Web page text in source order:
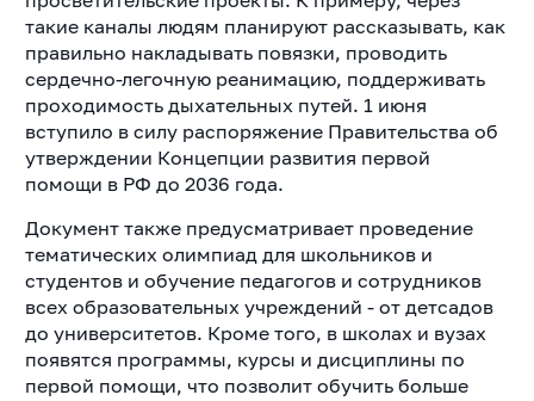
такие каналы людям планируют рассказывать, как
правильно накладывать повязки, проводить
сердечно-легочную реанимацию, поддерживать
проходимость дыхательных путей. 1 июня
вступило в силу распоряжение Правительства об
утверждении Концепции развития первой
помощи в РФ до 2036 года.
Документ также предусматривает проведение
тематических олимпиад для школьников и
студентов и обучение педагогов и сотрудников
всех образовательных учреждений - от детсадов
до университетов. Кроме того, в школах и вузах
появятся программы, курсы и дисциплины по
первой помощи, что позволит обучить больше